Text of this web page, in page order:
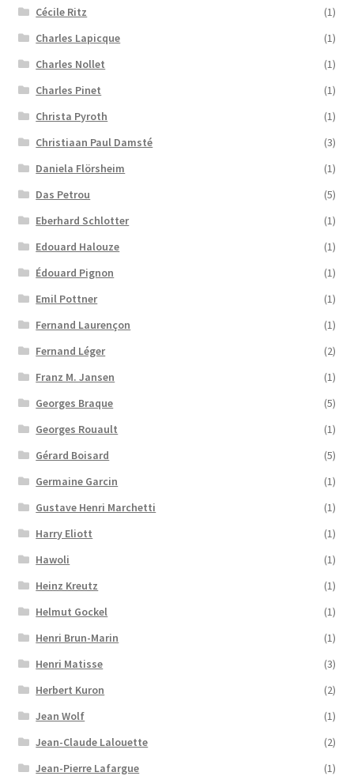
Cécile Ritz
(1)
Charles Lapicque
(1)
Charles Nollet
(1)
Charles Pinet
(1)
Christa Pyroth
(1)
Christiaan Paul Damsté
(3)
Daniela Flörsheim
(1)
Das Petrou
(5)
Eberhard Schlotter
(1)
Edouard Halouze
(1)
Édouard Pignon
(1)
Emil Pottner
(1)
Fernand Laurençon
(1)
Fernand Léger
(2)
Franz M. Jansen
(1)
Georges Braque
(5)
Georges Rouault
(1)
Gérard Boisard
(5)
Germaine Garcin
(1)
Gustave Henri Marchetti
(1)
Harry Eliott
(1)
Hawoli
(1)
Heinz Kreutz
(1)
Helmut Gockel
(1)
Henri Brun-Marin
(1)
Henri Matisse
(3)
Herbert Kuron
(2)
Jean Wolf
(1)
Jean-Claude Lalouette
(2)
Jean-Pierre Lafargue
(1)